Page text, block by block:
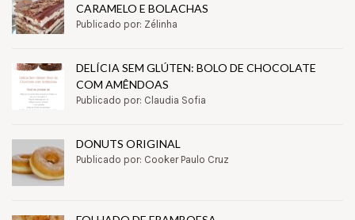
CARAMELO E BOLACHAS
Publicado por: Zélinha
DELÍCIA SEM GLÚTEN: BOLO DE CHOCOLATE
COM AMÊNDOAS
Publicado por: Claudia Sofia
DONUTS ORIGINAL
Publicado por: Cooker Paulo Cruz